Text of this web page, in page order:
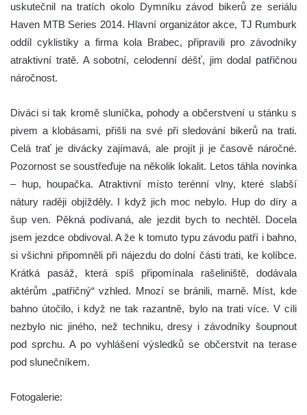
uskutečnil na tratích okolo Dymníku závod bikerů ze seriálu
Haven MTB Series 2014. Hlavní organizátor akce, TJ Rumburk
oddíl cyklistiky a firma kola Brabec, připravili pro závodníky
atraktivní tratě. A sobotní, celodenní déšť, jim dodal patřičnou
náročnost.
Diváci si tak kromě sluníčka, pohody a občerstvení u stánku s
pivem a klobásami, přišli na své při sledování bikerů na trati.
Celá trať je divácky zajímavá, ale projít ji je časově náročné.
Pozornost se soustřeďuje na několik lokalit. Letos táhla novinka
– hup, houpačka. Atraktivní místo terénní vlny, které slabší
nátury raději objížděly. I když jich moc nebylo. Hup do díry a
šup ven. Pěkná podívaná, ale jezdit bych to nechtěl. Docela
jsem jezdce obdivoval. A že k tomuto typu závodu patří i bahno,
si všichni připomněli při nájezdu do dolní části trati, ke kolíbce.
Krátká pasáž, která spíš připomínala rašeliniště, dodávala
aktérům „patřičný“ vzhled. Mnozí se bránili, marně. Míst, kde
bahno útočilo, i když ne tak razantně, bylo na trati více. V cíli
nezbylo nic jiného, než techniku, dresy i závodníky šoupnout
pod sprchu. A po vyhlášení výsledků se občerstvit na terase
pod slunečníkem.
Fotogalerie: